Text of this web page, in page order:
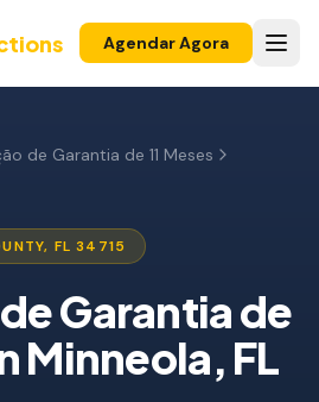
Agendar Agora
de Garantia de 11 Meses
FL 34715
Garantia de
Minneola, FL